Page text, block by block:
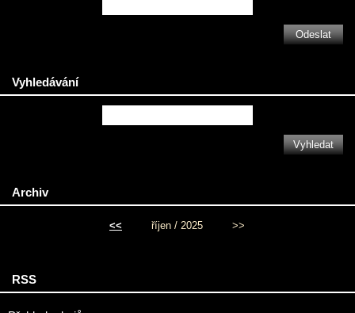
Vyhledávání
Archiv
<< říjen / 2025 >>
RSS